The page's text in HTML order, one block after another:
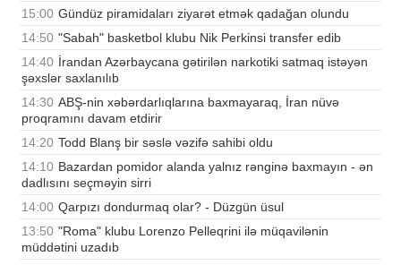
15:00 Gündüz piramidaları ziyarət etmək qadağan olundu
14:50 "Sabah" basketbol klubu Nik Perkinsi transfer edib
14:40 İrandan Azərbaycana gətirilən narkotiki satmaq istəyən
şəxslər saxlanılıb
14:30 ABŞ-nin xəbərdarlıqlarına baxmayaraq, İran nüvə
proqramını davam etdirir
14:20 Todd Blanş bir səslə vəzifə sahibi oldu
14:10 Bazardan pomidor alanda yalnız rənginə baxmayın - ən
dadlısını seçməyin sirri
14:00 Qarpızı dondurmaq olar? - Düzgün üsul
13:50 "Roma" klubu Lorenzo Pelleqrini ilə müqavilənin
müddətini uzadıb